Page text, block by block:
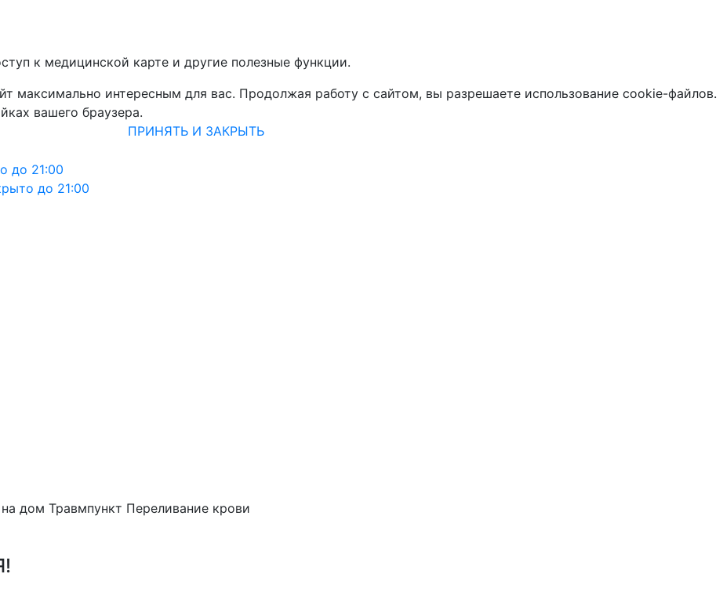
к медицинской карте и другие полезные функции.
максимально интересным для вас. Продолжая работу с сайтом, вы разрешаете использование cookie-файлов.
вашего браузера.
ПРИНЯТЬ И ЗАКРЫТЬ
до 21:00
до 21:00
дом Травмпункт Переливание крови